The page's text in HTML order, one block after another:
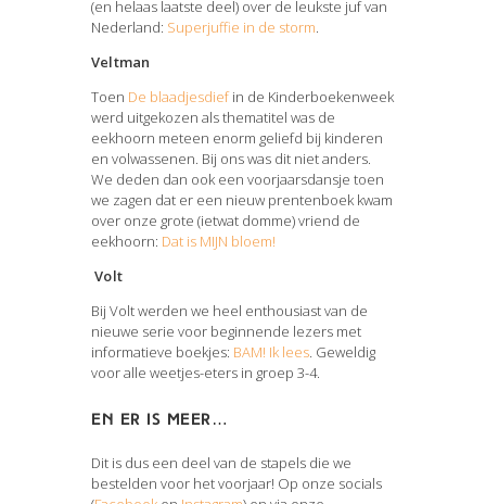
(en helaas laatste deel) over de leukste juf van
Nederland: Superjuffie in de storm
Veltman
Toen De blaadjesdiefin de Kinderboekenweek
werd uitgekozen als thematitel was de
eekhoorn meteen enorm geliefd bij kinderen
en volwassenen. Bij ons was dit niet anders.
We deden dan ook een voorjaarsdansje toen
we zagen dat er een nieuw prentenboek kwam
over onze grote (ietwat domme) vriend de
eekhoorn: Dat is MIJN bloem!
Volt
Bij Volt werden we heel enthousiast van de
nieuwe serie voor beginnende lezers met
informatieve boekjes: BAM! Ik lees Geweldig
voor alle weetjes-eters in groep 3-4.
En er is meer…
Dit is dus een deel van de stapels die we
bestelden voor het voorjaar! Op onze socials